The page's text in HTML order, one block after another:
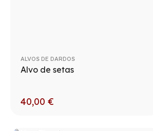
ALVOS DE DARDOS
Alvo de setas
40,00 €